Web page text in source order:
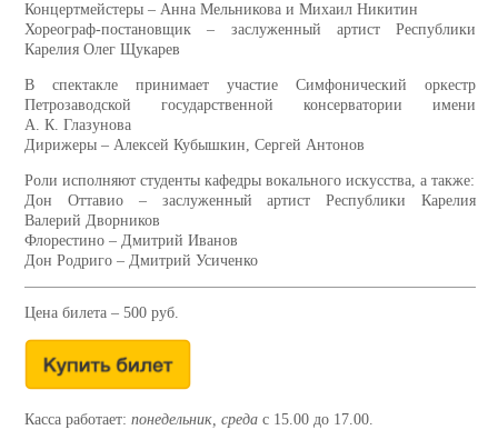
Концертмейстеры – Анна Мельникова и Михаил Никитин
Хореограф-постановщик – заслуженный артист Республики
Карелия Олег Щукарев
В спектакле принимает участие Симфонический оркестр
Петрозаводской государственной консерватории имени
А. К. Глазунова
Дирижеры – Алексей Кубышкин, Сергей Антонов
Роли исполняют студенты кафедры вокального искусства, а также:
Дон Оттавио – заслуженный артист Республики Карелия
Валерий Дворников
Флорестино – Дмитрий Иванов
Дон Родриго – Дмитрий Усиченко
Цена билета – 500 руб.
Касса работает: понедельник, среда с 15.00 до 17.00.